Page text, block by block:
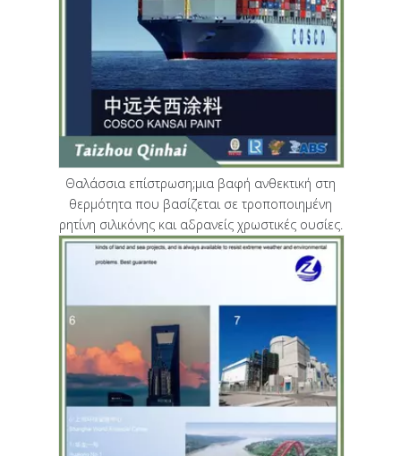
Θαλάσσια επίστρωση;μια βαφή ανθεκτική στη
θερμότητα που βασίζεται σε τροποποιημένη
ρητίνη σιλικόνης και αδρανείς χρωστικές ουσίες.